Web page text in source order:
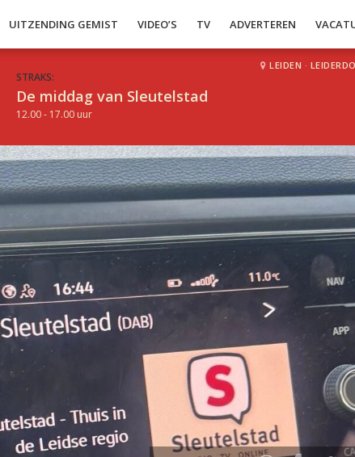
UITZENDING GEMIST VIDEO’S TV ADVERTEREN
STRAKS:
De middag van Sleutelstad
12.00 - 17.00 uur
LEIDEN ·